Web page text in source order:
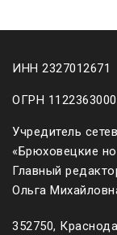
ИНН 2327012671
ОГРН
Учредитель
«Брюховецкие
Главный
Ольга
352750,